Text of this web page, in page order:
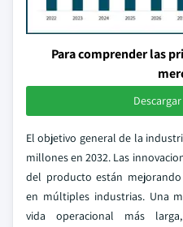
Para comprender las
El objetivo general de la
millones en 2032. Las
del producto están
en múltiples industrias. Una
vida operacional más